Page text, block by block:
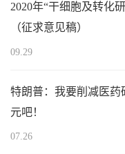
2020年“干细胞及转化
（征求意见稿）
09.29
特朗普：我要削减医药
元吧！
07.26